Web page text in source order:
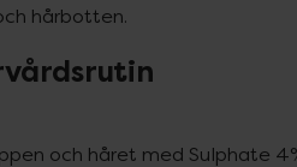
hårbotten.
och håret med Sulphate